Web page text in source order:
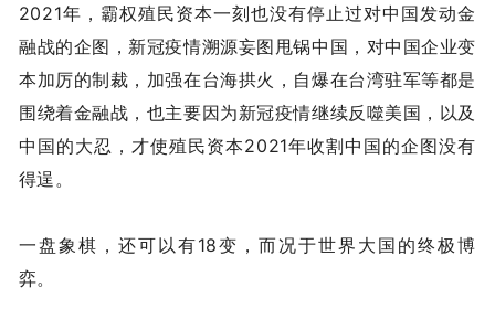
2021年，霸权殖民资本一刻也没有停止过对中国发动金
融战的企图，新冠疫情溯源妄图甩锅中国，对中国企业变
本加厉的制裁，加强在台海拱火，自爆在台湾驻军等都是
围绕着金融战，也主要因为新冠疫情继续反噬美国，以及
中国的大忍，才使殖民资本2021年收割中国的企图没有
得逞。
一盘象棋，还可以有18变，而况于世界大国的终极博
弈。